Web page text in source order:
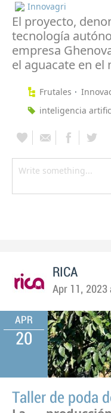
Innovagri
El proyecto,
tecnología
empresa
el aguacate en
Frutales
inteligencia
RICA
Apr 11, 2023
APR
20
Taller de poda